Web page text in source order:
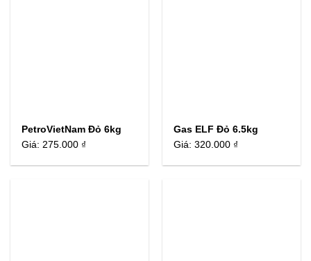
PetroVietNam Đỏ 6kg
Giá:275.000 ₫
Gas ELF Đỏ 6.5kg
Giá:320.000 ₫